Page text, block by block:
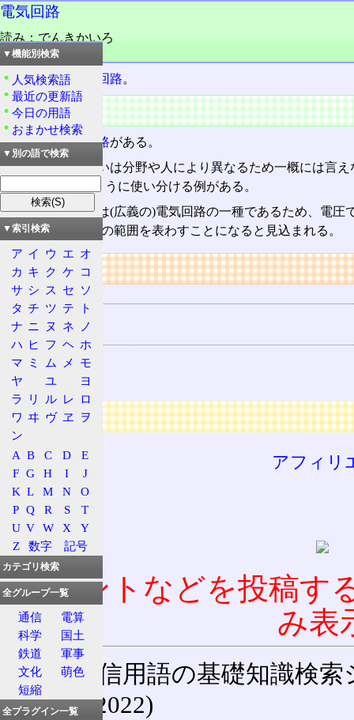
電気回路
読み：でんきかいろ
品詞：名詞
電気で動作する 回路。
概要
類似語に電子回路がある。
電子と電気の違いは分野や人により異なるため一概には言え
ど)を「電気」のように使い分ける例がある。
但し、電子回路は(広義の)電気回路の一種であるため、電
広義と狭義の複数の範囲を表わすことになると見込まれる。
リンク
用語の所属
回路
関連する用語
電子回路
帰線
広告
アフィリ
コメントなどを投稿す
み表
通信用語の基礎知識検索
(27-May-2022)
▼機能別検索
人気検索語
最近の更新語
今日の用語
おまかせ検索
▼別の語で検索
▼索引検索
ア イ ウ エ オ
カ キ ク ケ コ
サ シ ス セ ソ
タ チ ツ テ
ト
ナ ニ ヌ ネ
ノ
ハ ヒ フ ヘ ホ
マ ミ ム メ
モ
ヤ
ユ
ヨ
ラ
リ ル レ ロ
ワ ヰ ヴ ヱ
ヲ
ン
A B C D
E
F G H I
J
K L M N
O
P Q R S
T
U V W X
Y
Z
数字 記号
カテゴリ検索
全グループ一覧
通信
電算
科学
国土
鉄道
軍事
文化
萌色
短縮
全プラグイン一覧